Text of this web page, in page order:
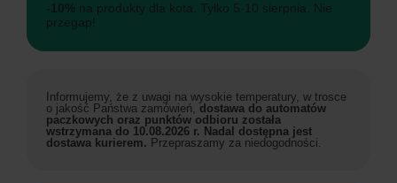
-10% na produkty dla kota. Tylko 5-10 sierpnia. Nie
przegap!
Informujemy, że z uwagi na wysokie temperatury, w trosce
o jakość Państwa zamówień, dostawa do automatów
paczkowych oraz punktów odbioru została
wstrzymana do 10.08.2026 r. Nadal dostępna jest
dostawa kurierem. Przepraszamy za niedogodności.